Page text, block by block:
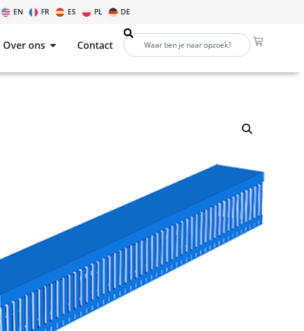
EN FR ES PL DE
Over ons Contact